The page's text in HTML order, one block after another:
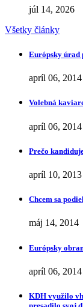
júl 14, 2026
Všetky články
Európsky úrad
apríl 06, 2014
Volebná
apríl 06, 2014
Prečo
apríl 10, 2013
Chcem sa
máj 14, 2014
Európsky
apríl 06, 2014
KDH využilo